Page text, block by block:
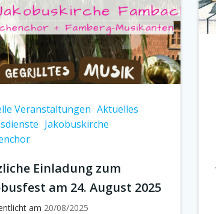
Veranstaltungen Aktuelles
Jakobuskirche
Einladung zum
am 24. August 2025
am 20/08/2025